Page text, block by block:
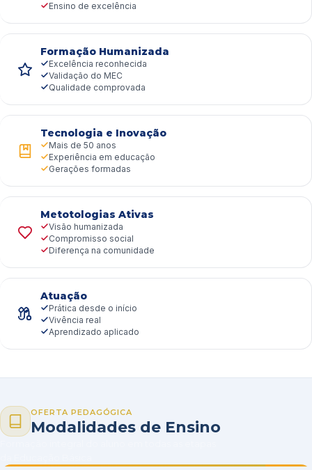
Ensino de excelência
Formação Humanizada
Excelência reconhecida
Validação do MEC
Qualidade comprovada
Tecnologia e Inovação
Mais de 50 anos
Experiência em educação
Gerações formadas
Metotologias Ativas
Visão humanizada
Compromisso social
Diferença na comunidade
Atuação
Prática desde o início
Vivência real
Aprendizado aplicado
OFERTA PEDAGÓGICA
Modalidades de Ensino